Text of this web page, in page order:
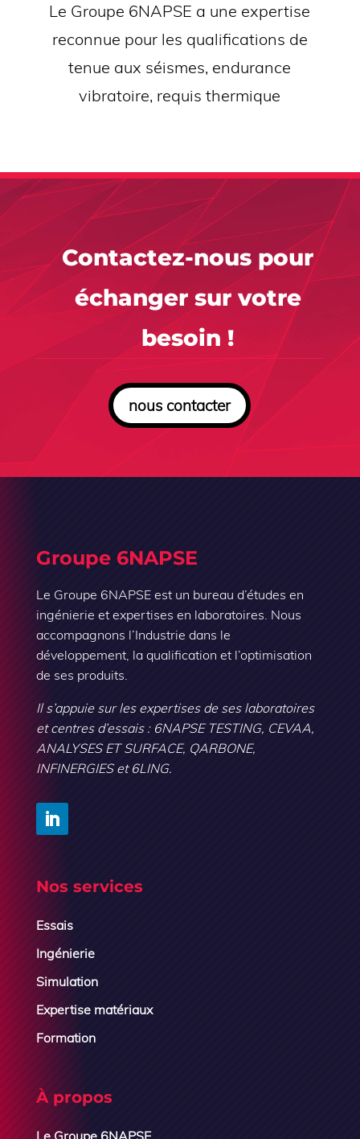
Le Groupe 6NAPSE a une expertise
reconnue pour les qualifications de
tenue aux séismes, endurance
vibratoire, requis thermique
Contactez-nous pour
échanger sur votre
besoin !
nous contacter
Groupe 6NAPSE
Le Groupe 6NAPSE est un bureau d’études en
ingénierie et expertises en laboratoires. Nous
accompagnons l’Industrie dans le
développement, la qualification et l’optimisation
de ses produits.
Il s’appuie sur les expertises de ses laboratoires
et centres d’essais : 6NAPSE TESTING, CEVAA,
ANALYSES ET SURFACE, QARBONE,
INFINERGIES et 6LING.
Nos services
Essais
Ingénierie
Simulation
Expertise matériaux
Formation
À propos
Le Groupe 6NAPSE